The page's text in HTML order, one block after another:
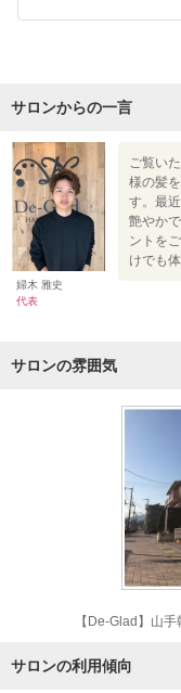
サロンからの一言
婦木 雅史
代表
ご覧い
様の髪
す。最
艶やか
ントを
けでも
サロンの雰囲気
【De-Glad】山
サロンの利用傾向